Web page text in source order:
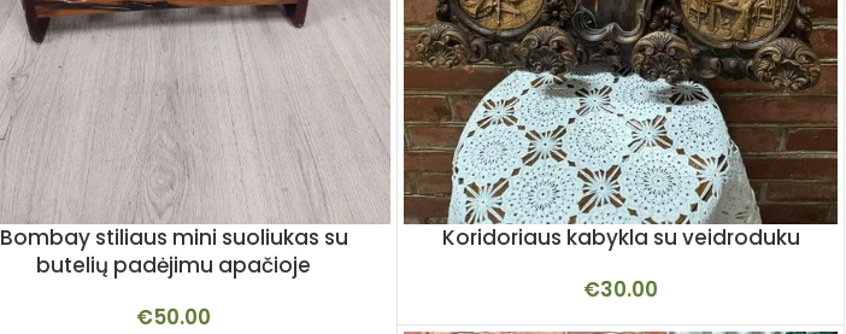
Bombay stiliaus mini suoliukas su
butelių padėjimu apačioje
€50.00
Koridoriaus kabykla su veidroduku
€30.00